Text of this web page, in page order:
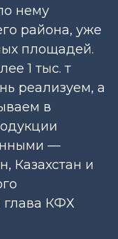
нему
района, уже
площадей.
1 тыс. т
реализуем, а
в
—
Казахстан и
глава КФХ